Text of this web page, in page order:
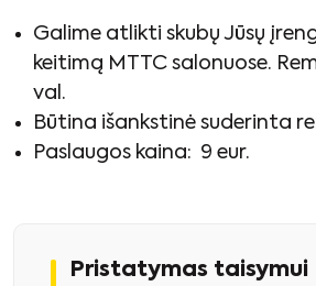
Galime atlikti skubų Jūsų
keitimą MTTC salonuose.
val.
Būtina išankstinė suderinta
Paslaugos kaina: 9 eur.
Pristatymas taisymui